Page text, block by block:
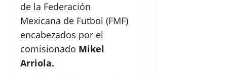
de la Federación
Mexicana de Futbol (FMF)
encabezados por el
comisionado Mikel
Arriola.